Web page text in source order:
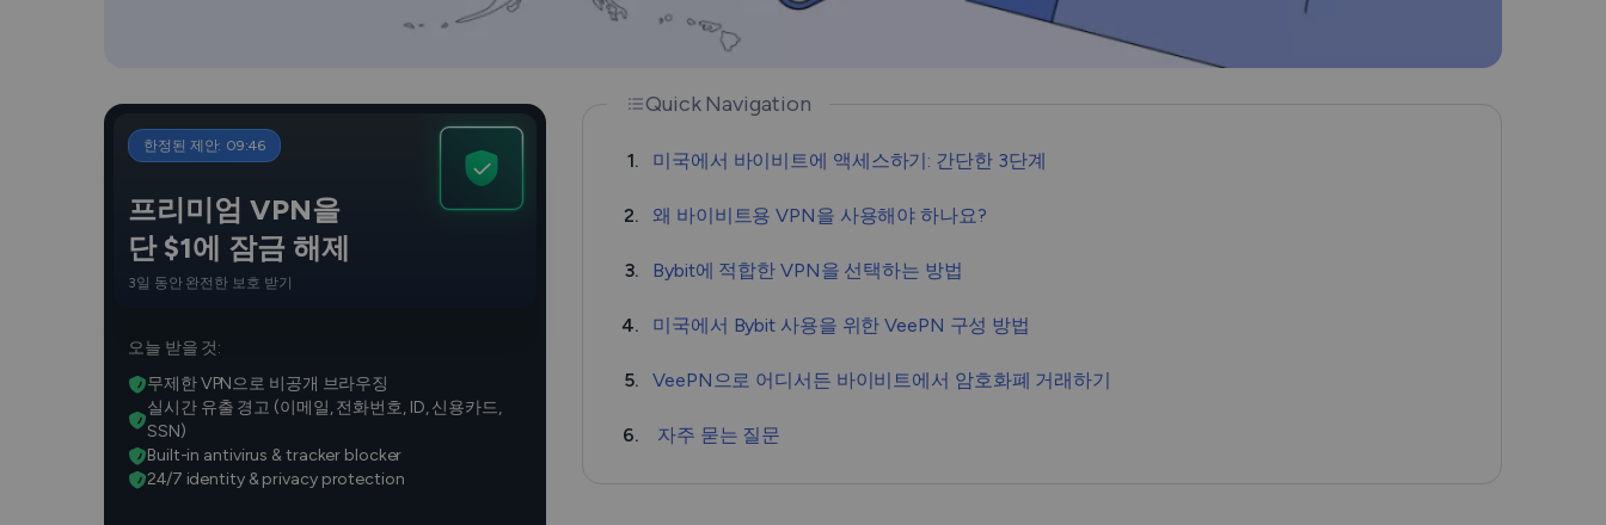
한정된 제안: 09:45
프리미엄 VPN을
단 $1에 잠금 해제
3일 동안 완전한 보호 받기
오늘 받을 것:
무제한 VPN으로 비공개 브라우징
실시간 유출 경고 (이메일, 전화번호, ID, 신용카드,
SSN)
Built-in antivirus & tracker blocker
24/7 identity & privacy protection
Quick Navigation
1. 미국에서 바이비트에 액세스하기: 간단한 3단계
2. 왜 바이비트용 VPN을 사용해야 하나요?
3. Bybit에 적합한 VPN을 선택하는 방법
4. 미국에서 Bybit 사용을 위한 VeePN 구성 방법
5. VeePN으로 어디서든 바이비트에서 암호화폐 거래하기
6. 자주 묻는 질문